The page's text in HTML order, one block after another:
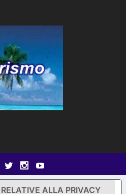
ALLA PRIVACY